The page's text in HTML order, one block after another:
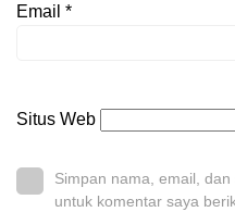
Email *
Situs Web
Simpan nama, email,
untuk komentar saya